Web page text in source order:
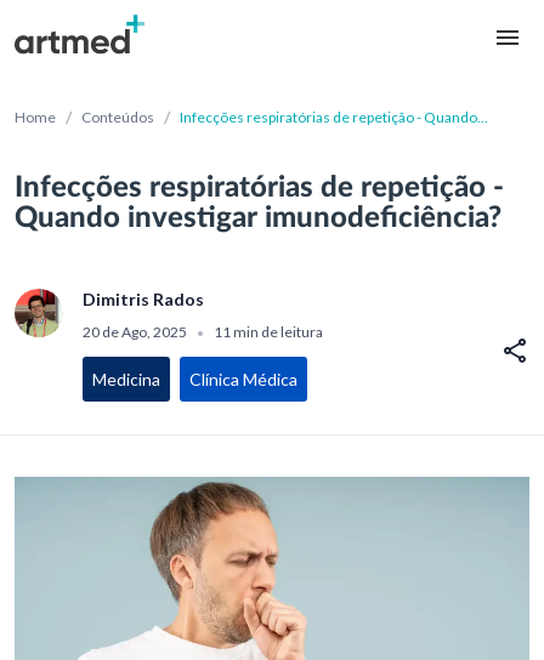
Home / Conteúdos / Infecções respiratórias de repetição - Quando
Infecções respiratórias de repetição -
Quando investigar imunodeficiência?
Dimitris Rados
20 de Ago, 2025 • 11 min de leitura
Medicina Clínica Médica